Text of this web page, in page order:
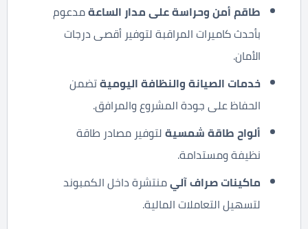
طاقم أمن وحراسة على مدار الساعةمدعوم
بأحدث كاميرات المراقبة لتوفير أقصى درجات
الأمان.
خدمات الصيانة والنظافة اليوميةتضمن
الحفاظ على جودة المشروع والمرافق.
ألواح طاقة شمسيةلتوفير مصادر طاقة
نظيفة ومستدامة.
ماكينات صراف آليمنتشرة داخل الكمبوند
لتسهيل التعاملات المالية.